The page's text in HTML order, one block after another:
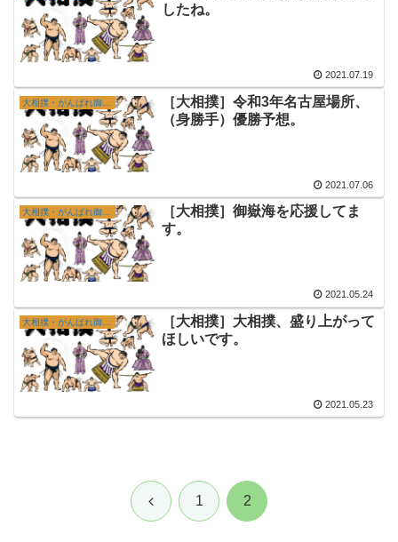
したね。
2021.07.19
［大相撲］令和3年名古屋場所、
（身勝手）優勝予想。
2021.07.06
大相撲・がんばれ御嶽海
［大相撲］御嶽海を応援してま
す。
2021.05.24
［大相撲］大相撲、盛り上がって
ほしいです。
2021.05.23
前 1 2